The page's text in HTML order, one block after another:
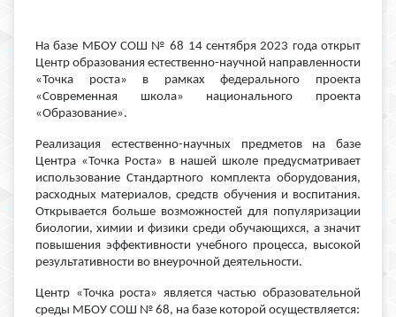
На базе МБОУ СОШ № 68 14 сентября 2023 года открыт
Центр образования естественно-научной направленности
«Точка роста» в рамках федерального проекта
«Современная школа» национального проекта
«Образование».
Реализация естественно-научных предметов на базе
Центра «Точка Роста» в нашей школе предусматривает
использование Стандартного комплекта оборудования,
расходных материалов, средств обучения и воспитания.
Открывается больше возможностей для популяризации
биологии, химии и физики среди обучающихся, а значит
повышения эффективности учебного процесса, высокой
результативности во внеурочной деятельности.
Центр «Точка роста» является частью образовательной
среды МБОУ СОШ № 68, на базе которой осуществляется: